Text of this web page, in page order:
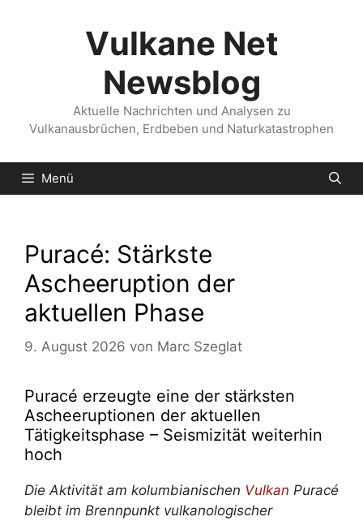
Vulkane Net
Newsblog
Aktuelle Nachrichten und Analysen zu
Vulkanausbrüchen, Erdbeben und Naturkatastrophen
Menü
Puracé: Stärkste
Ascheeruption der
aktuellen Phase
9. August 2026 von Marc Szeglat
Puracé erzeugte eine der stärksten
Ascheeruptionen der aktuellen
Tätigkeitsphase – Seismizität weiterhin
hoch
Die Aktivität am kolumbianischen Vulkan Puracé
bleibt im Brennpunkt vulkanologischer